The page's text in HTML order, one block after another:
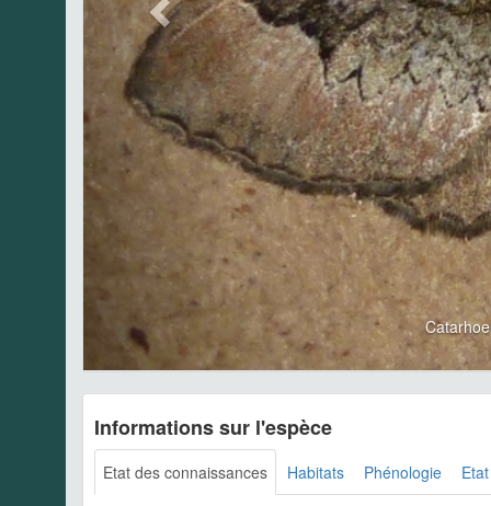
Informations sur l'espèce
Etat des connaissances Habitats Phénologie